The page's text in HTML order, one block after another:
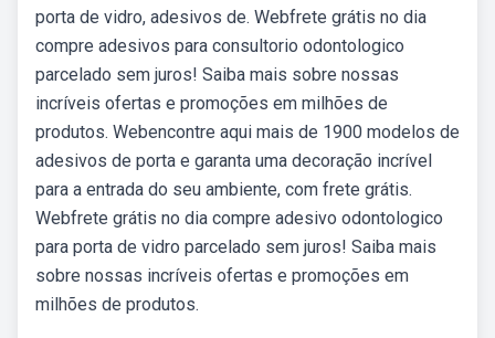
porta de vidro, adesivos de. Webfrete grátis no dia
compre adesivos para consultorio odontologico
parcelado sem juros! Saiba mais sobre nossas
incríveis ofertas e promoções em milhões de
produtos. Webencontre aqui mais de 1900 modelos de
adesivos de porta e garanta uma decoração incrível
para a entrada do seu ambiente, com frete grátis.
Webfrete grátis no dia compre adesivo odontologico
para porta de vidro parcelado sem juros! Saiba mais
sobre nossas incríveis ofertas e promoções em
milhões de produtos.